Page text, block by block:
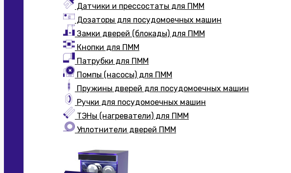
Датчики и прессостаты для ПММ
Дозаторы для посудомоечных машин
Замки дверей (блокады) для ПММ
Кнопки для ПММ
Патрубки для ПММ
Помпы (насосы) для ПММ
Пружины дверей для посудомоечных машин
Ручки для посудомоечных машин
ТЭНы (нагреватели) для ПММ
Уплотнители дверей ПММ